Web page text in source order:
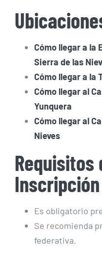
Cómo llegar a la
Sierra de las
Cómo llegar a la
Cómo llegar al
Yunquera
Cómo llegar al
Nieves
Requisitos
Inscripción
Es obligatorio
Se recomienda
federativa.